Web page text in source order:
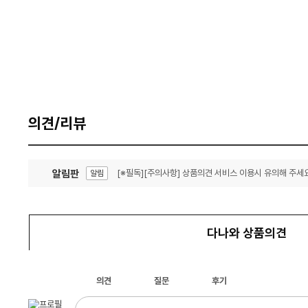
의견/리뷰
알림판 알림 [※필독][주의사항] 상품의견 서비스 이용시 유의해 주세
다나와 상품의견
의견 질문 후기